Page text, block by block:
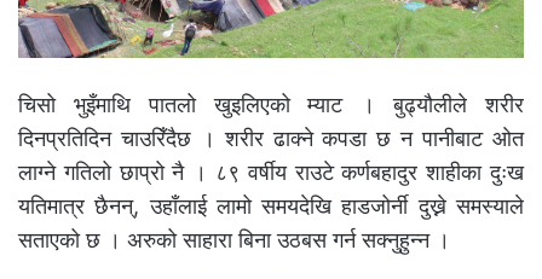
चिसो भुइँमाथि पातलो खुइलिएको म्याट । बुढ्यौलीले शरीर
दिनप्रतिदिन चाउरिँदैछ । शरीर ढाक्ने कपडा छ न पानीबाट ओत
लाग्ने गतिलो छाप्रो नै । ८९ वर्षीय राउटे कर्णबहादुर शाहीका दुःख
यतिमात्र छैनन्, उहाँलाई लामो समयदेखि हाडजोर्नी दुख्ने समस्याले
सताएको छ । अरुको साहारा बिना उठबस गर्न सक्नुहुन्न ।